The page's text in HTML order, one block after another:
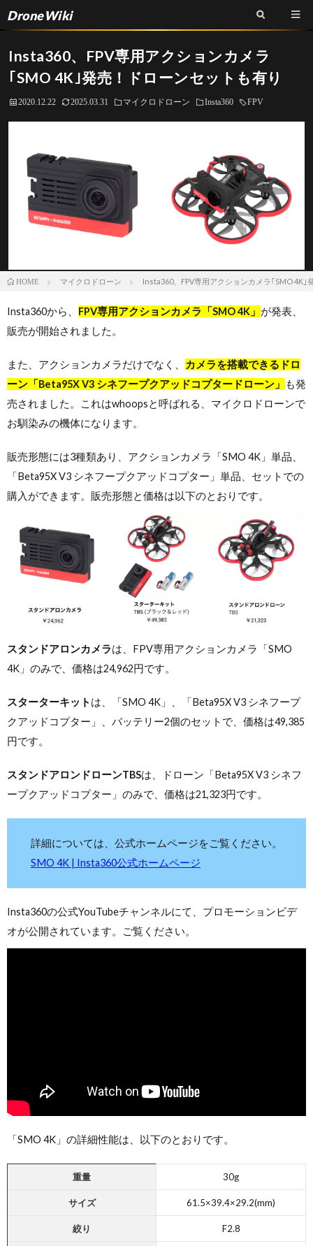
DroneWiki
Insta360、FPV専用アクションカメラ
｢SMO 4K｣発売！ドローンセットも有り
2020.12.22 2025.03.31 マイクロドローン Insta360 FPV
HOME マイクロドローン Insta360、FPV専用アクションカメラ｢SMO 4K｣
Insta360から、 FPV専用アクションカメラ「SMO 4K」 が発表、
販売が開始されました。
また、アクションカメラだけでなく、 カメラを搭載できる ドロ
ーン「Beta95X V3 シネフープクアッドコプタードローン」 も発
売されました。これはwhoopsと呼ばれる、マイクロドローンで
お馴染みの機体になります。
販売形態には3種類あり、アクションカメラ「SMO 4K」単品、
「Beta95X V3 シネフープクアッドコプター」単品、セットでの
購入ができます。販売形態と価格は以下のとおりです。
スタンドアロンカメラは、FPV専用アクションカメラ「SMO
4K」のみで、価格は24,962円です。
スターターキット は、「SMO 4K」、「Beta95X V3 シネフープ
クアッドコプター」、バッテリー2個のセットで、価格は49,385
円です。
スタンドアロンドローンTBSは、ドローン「Beta95X V3 シネフ
ープクアッドコプター」のみで、価格は21,323円です。
詳細については、公式ホームページをご覧ください。
SMO 4K | Insta360公式ホームページ
Insta360の公式YouTubeチャンネルにて、プロモーションビデ
オが公開されています。ご覧ください。
「SMO 4K」の詳細性能は、以下のとおりです。
重量 30g
サイズ 61.5×39.4×29.2(mm)
絞り F2.8